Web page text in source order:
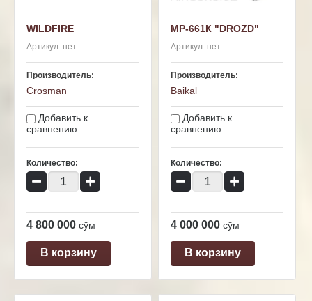
WILDFIRE
Артикул: нет
Производитель:
Crosman
Добавить к
сравнению
Количество:
− +
4 800 000 сўм
В корзину
МР-661К "DROZD"
Артикул:нет
Производитель:
Baikal
Добавить к
сравнению
Количество:
− +
4 000 000 сўм
В корзину